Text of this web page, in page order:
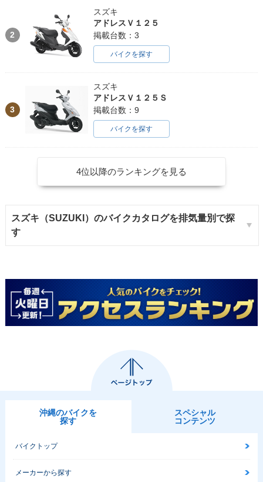
2
スズキ
アドレスＶ１２５
掲載台数：3
バイクを探す
3
スズキ
アドレスＶ１２５Ｓ
掲載台数：9
バイクを探す
4位以降のランキングを見る
スズキ（SUZUKI）のバイクカタログを排気量別で探
す
沖縄のバイクを
探す
スペシャル
コンテンツ
バイクトップ
メーカーから探す